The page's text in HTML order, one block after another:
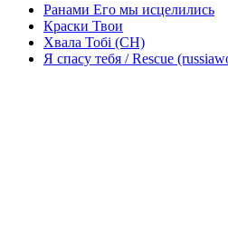
Ранами Его мы исцелились
Краски Твои
Хвала Тобі (СН)
Я спасу тебя / Rescue